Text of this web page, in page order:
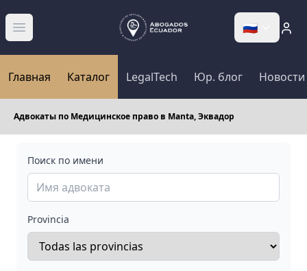
Abrir menú 🇷🇺
Главная Каталог LegalTech Юр. блог Новости
Адвокаты по Медицинское право в Manta, Эквадор
Поиск по имени
Provincia